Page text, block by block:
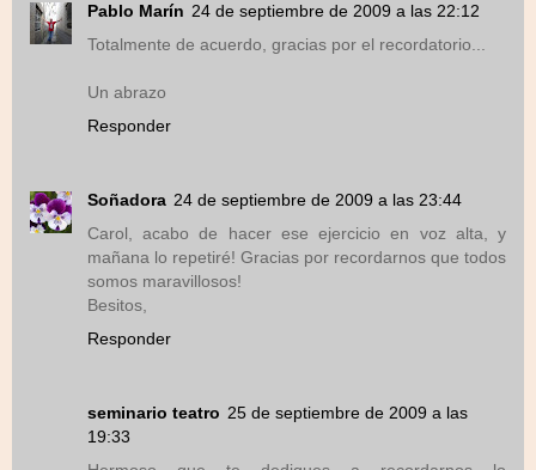
Pablo Marín 24 de septiembre de 2009 a las 22:12
Totalmente de acuerdo, gracias por el recordatorio...
Un abrazo
Responder
Soñadora 24 de septiembre de 2009 a las 23:44
Carol, acabo de hacer ese ejercicio en voz alta, y
mañana lo repetiré! Gracias por recordarnos que todos
somos maravillosos!
Besitos,
Responder
seminario teatro 25 de septiembre de 2009 a las
19:33